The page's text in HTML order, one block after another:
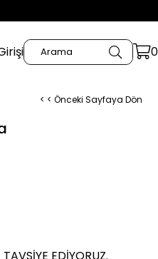
0
< < Önceki Sayfaya Dön